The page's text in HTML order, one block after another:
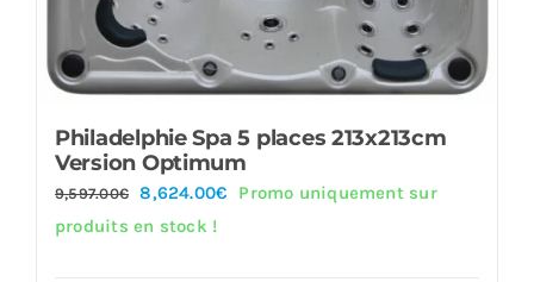
Philadelphie Spa 5 places 213x213cm
Version Optimum
9,597.00€ Le
prix
8,624.00€LePromo uniquement sur
produits en stock !